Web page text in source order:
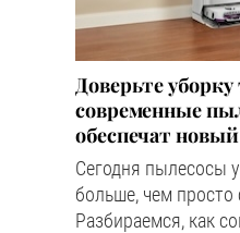
Доверьте
современные
обеспечат
Сегодня пылесосы
больше, чем просто
Разбираемся, как